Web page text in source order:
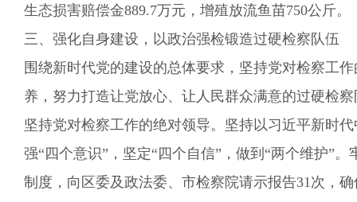
生态损害赔偿金889.7万元， 增殖放流鱼苗750公斤。
三、强化自身建设，以政治强检锻造过硬检察队伍
围绕新时代党的建设的总体要求，坚持党对检察工
养，努力打造让党放心、让人民群众满意的过硬检
坚持党对检察工作的绝对领导。 坚持以习近平新时
强“四个意识”，坚定“四个自信”，做到“两个维护”。
制度， 向区委及政法委、市检察院请示报告31次，